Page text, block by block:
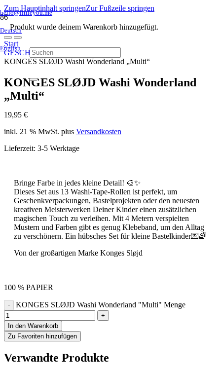
Zum Hauptinhalt springenZur Fußzeile springen
hello@littleyou.me
Deutsch
English
Produkt wurde deinem Warenkorb hinzugefügt.
Start
GESCHENKE
KONGES SLØJD Washi Wonderland „Multi“
KONGES SLØJD Washi Wonderland
„Multi“
19,95 €
inkl. 21 % MwSt. plus Versandkosten
Lieferzeit: 3-5 Werktage
Bringe Farbe in jedes kleine Detail! 🎨✨
Dieses Set aus 13 Washi-Tape-Rollen ist perfekt, um
Geschenkverpackungen, Bastelprojekten oder den neuesten
kreativen Meisterwerken Deiner Kinder einen zusätzlichen
magischen Touch zu verleihen. Mit 4 Metern verspielten
Mustern und Farben gibt es genug Klebeband, um den Alltag
zu verschönern. Ein hübsches Set für kleine Bastelkinder💌🌈
Von der großartigen Marke Konges Sløjd
100 % PAPIER
KONGES SLØJD Washi Wonderland "Multi" Menge
In den Warenkorb
Zu Favoriten hinzufügen
Verwandte Produkte